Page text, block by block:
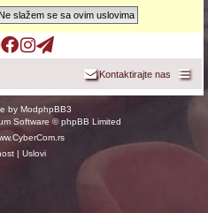
О
ф
ц
и
О
ф
ц
и
а
т
е
е
г
Kontaktirajte nas
by ModphpBB3
Software © phpBB Limited
| Uslovi